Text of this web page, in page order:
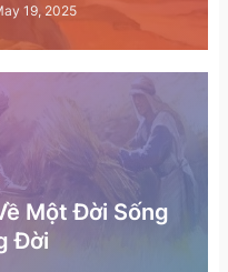
19, 2025
Một Đời Sống
Đời